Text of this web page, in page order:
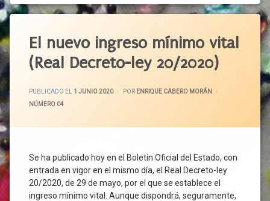
Social
Cortes
De
Castilla
Y León
Económica
Desarrollo
Diputaciones
El nuevo ingreso mínimo vital
(Real Decreto-ley 20/2020)
PUBLICADO EL 1 JUNIO 2020
2 JUNIO 2020
POR ENRIQUE CABERO MORÁN
CATEGORÍAS:
NÚMERO 04
Se ha publicado hoy en el Boletín Oficial del Estado, con
entrada en vigor en el mismo día, el Real Decreto-ley
20/2020, de 29 de mayo, por el que se establece el
ingreso mínimo vital. Aunque dispondrá, seguramente,
Acuerdo
De
Gobierno
CCOO
Constitución
Covid-
19